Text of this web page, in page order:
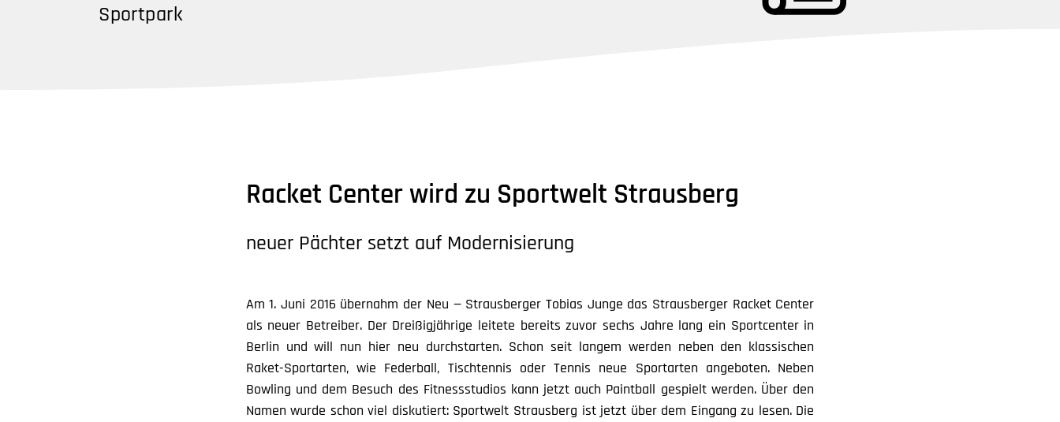
Sportpark
Racket Center wird zu Sportwelt Strausberg
neuer Pächter setzt auf Modernisierung
Am 1. Juni 2016 übernahm der Neu — Strausberger Tobias Junge das Strausberger Racket Center
als neuer Betreiber. Der Dreißigjährige leitete bereits zuvor sechs Jahre lang ein Sportcenter in
Berlin und will nun hier neu durchstarten. Schon seit langem werden neben den klassischen
Raket-Sportarten, wie Federball, Tischtennis oder Tennis neue Sportarten angeboten. Neben
Bowling und dem Besuch des Fitnessstudios kann jetzt auch Paintball gespielt werden. Über den
Namen wurde schon viel diskutiert: Sportwelt Strausberg ist jetzt über dem Eingang zu lesen. Die